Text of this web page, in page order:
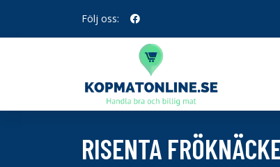
Följ oss:
RISENTA